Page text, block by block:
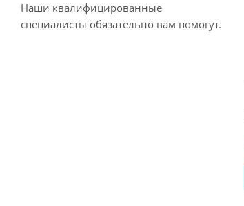
Наши квалифицированные
специалисты обязательно вам помогут.